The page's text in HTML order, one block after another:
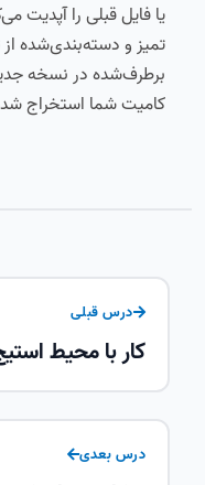
یا فایل قبلی را آپدیت
تمیز و دسته‌بندی‌شده
برطرف‌شده در نسخه
کامیت شما استخراج
درس قبلی
کار با محیط
درس بعدی